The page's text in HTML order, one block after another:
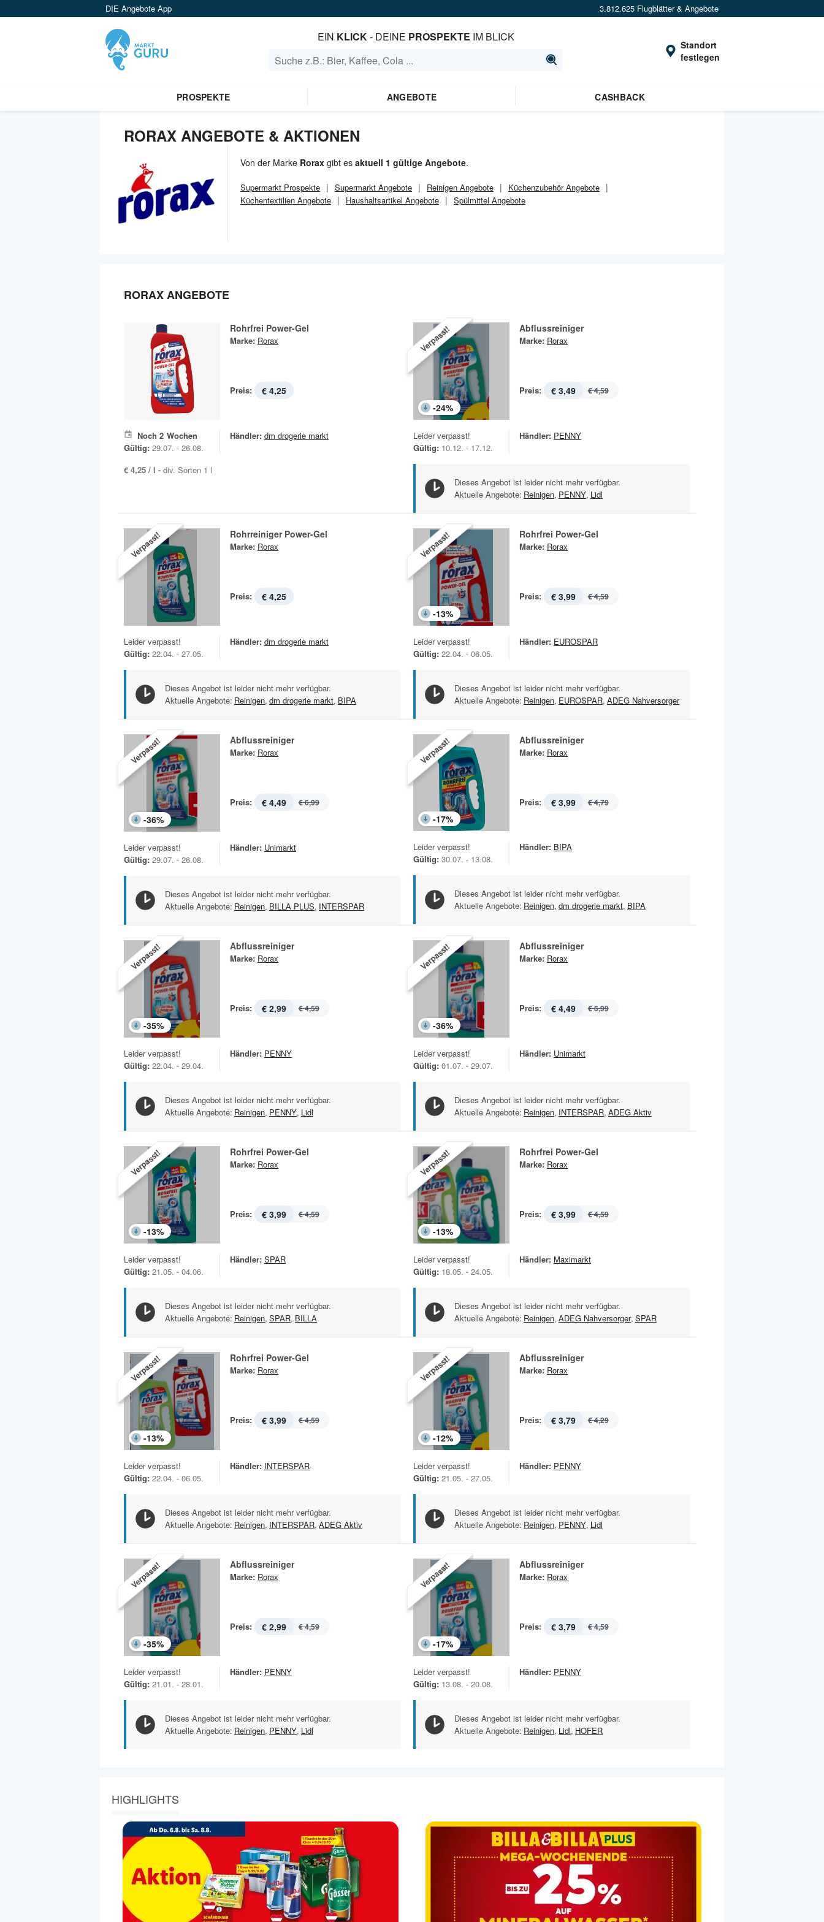
DIE Angebote App 3.812.625 Flugblätter & Angebote
EIN KLICK- DEINE PROSPEKTE IM BLICK
Standort
festlegen
PROSPEKTE ANGEBOTE CASHBACK
RORAX ANGEBOTE & AKTIONEN
Von der Marke Rorax gibt es aktuell 1 gültige Angebote.
Supermarkt Prospekte Supermarkt Angebote Reinigen Angebote
Küchenzubehör Angebote
Küchentextilien Angebote
Haushaltsartikel Angebote Spülmittel Angebote
RORAX ANGEBOTE
Rohrfrei Power-Gel
Marke: Rorax
Preis: € 4,25
Noch 2 Wochen
Gültig: 29.07. - 26.08.
Händler: dm drogerie markt
€ 4,25 / l - div. Sorten 1 l
Verpasst!
-24%
Abflussreiniger
Marke: Rorax
Preis: € 3,49 € 4,59
Leider verpasst!
Gültig: 10.12. - 17.12.
Händler: PENNY
Dieses Angebot ist leider nicht mehr verfügbar.
Aktuelle Angebote: Reinigen, PENNY, Lidl
Verpasst! Rohrreiniger Power-Gel
Marke: Rorax
Preis: € 4,25
Leider verpasst!
Gültig: 22.04. - 27.05.
Händler: dm drogerie markt
Dieses Angebot ist leider nicht mehr verfügbar.
Aktuelle Angebote: Reinigen, dm drogerie markt, BIPA
Verpasst!
-13%
Rohrfrei Power-Gel
Marke: Rorax
Preis: € 3,99 € 4,59
Leider verpasst!
Gültig: 22.04. - 06.05.
Händler: EUROSPAR
Dieses Angebot ist leider nicht mehr verfügbar.
Aktuelle Angebote: Reinigen, EUROSPAR, ADEG Nahversorger
Verpasst!
-36%
Abflussreiniger
Marke: Rorax
Preis: € 4,49 € 6,99
Leider verpasst!
Gültig: 29.07. - 26.08.
Händler: Unimarkt
Dieses Angebot ist leider nicht mehr verfügbar.
Aktuelle Angebote: Reinigen, BILLA PLUS, INTERSPAR
Verpasst!
-17%
Abflussreiniger
Marke: Rorax
Preis: € 3,99 € 4,79
Leider verpasst!
Gültig: 30.07. - 13.08.
Händler: BIPA
Dieses Angebot ist leider nicht mehr verfügbar.
Aktuelle Angebote: Reinigen, dm drogerie markt, BIPA
Verpasst!
-35%
Abflussreiniger
Marke: Rorax
Preis: € 2,99 € 4,59
Leider verpasst!
Gültig: 22.04. - 29.04.
Händler: PENNY
Dieses Angebot ist leider nicht mehr verfügbar.
Aktuelle Angebote: Reinigen, PENNY, Lidl
Verpasst!
-36%
Abflussreiniger
Marke: Rorax
Preis: € 4,49 € 6,99
Leider verpasst!
Gültig: 01.07. - 29.07.
Händler: Unimarkt
Dieses Angebot ist leider nicht mehr verfügbar.
Aktuelle Angebote: Reinigen, INTERSPAR, ADEG Aktiv
Verpasst!
-13%
Rohrfrei Power-Gel
Marke: Rorax
Preis: € 3,99 € 4,59
Leider verpasst!
Gültig: 21.05. - 04.06.
Händler: SPAR
Dieses Angebot ist leider nicht mehr verfügbar.
Aktuelle Angebote: Reinigen, SPAR, BILLA
Verpasst!
-13%
Rohrfrei Power-Gel
Marke: Rorax
Preis: € 3,99 € 4,59
Leider verpasst!
Gültig: 18.05. - 24.05.
Händler: Maximarkt
Dieses Angebot ist leider nicht mehr verfügbar.
Aktuelle Angebote: Reinigen, ADEG Nahversorger, SPAR
Verpasst!
-13%
Rohrfrei Power-Gel
Marke: Rorax
Preis: € 3,99 € 4,59
Leider verpasst!
Gültig: 22.04. - 06.05.
Händler: INTERSPAR
Dieses Angebot ist leider nicht mehr verfügbar.
Aktuelle Angebote: Reinigen, INTERSPAR, ADEG Aktiv
Verpasst!
-12%
Abflussreiniger
Marke: Rorax
Preis: € 3,79 € 4,29
Leider verpasst!
Gültig: 21.05. - 27.05.
Händler: PENNY
Dieses Angebot ist leider nicht mehr verfügbar.
Aktuelle Angebote: Reinigen, PENNY, Lidl
Verpasst!
-35%
Abflussreiniger
Marke: Rorax
Preis: € 2,99 € 4,59
Leider verpasst!
Gültig: 21.01. - 28.01.
Händler: PENNY
Dieses Angebot ist leider nicht mehr verfügbar.
Aktuelle Angebote: Reinigen, PENNY, Lidl
Verpasst!
-17%
Abflussreiniger
Marke: Rorax
Preis: € 3,79 € 4,59
Leider verpasst!
Gültig: 13.08. - 20.08.
Händler: PENNY
Dieses Angebot ist leider nicht mehr verfügbar.
Aktuelle Angebote: Reinigen, Lidl, HOFER
HIGHLIGHTS